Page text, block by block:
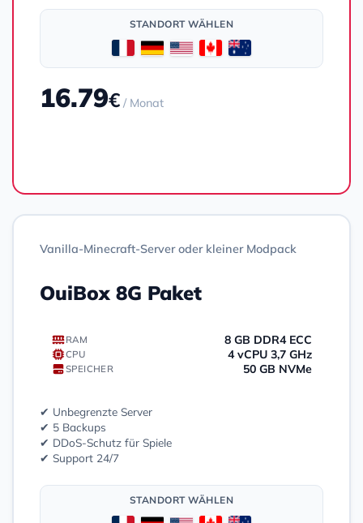
Vanilla-Minecraft-Server oder kleiner Modpack
OuiBox 8G Paket
RAM 8 GB DDR4 ECC
CPU 4 vCPU 3,7 GHz
SPEICHER 50 GB NVMe
✔ Unbegrenzte Server
✔ 5 Backups
✔ DDoS-Schutz für Spiele
✔ Support 24/7
STANDORT WÄHLEN
STANDORT WÄHLEN
16.79€ / Monat